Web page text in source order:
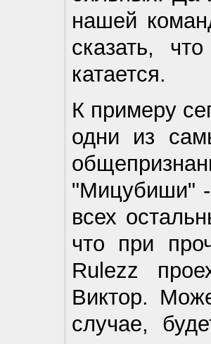
нашей
сказать,
катается.
К примеру
одни из
"Мицубиши" -
всех
что при
Rulezz
Виктор.
случае,